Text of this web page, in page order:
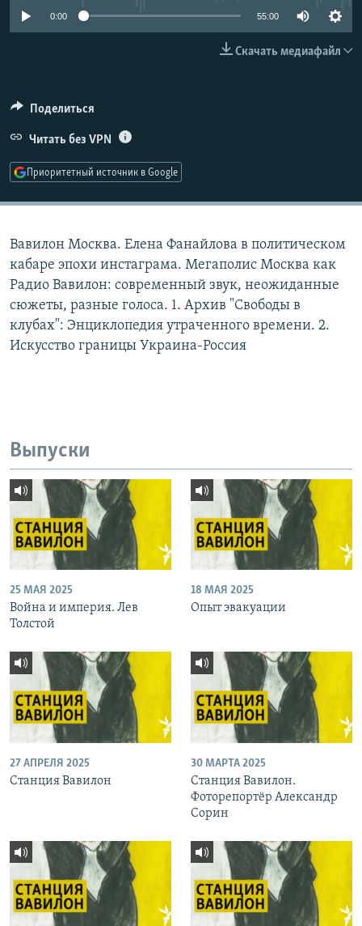
РАСПИСАНИЕ ВЕЩАНИЯ
0:00 55:00
Скачать медиафайл
Поделиться
Читать без VPN
Приоритетный источник в Google
Вавилон Москва. Елена Фанайлова в политическом
кабаре эпохи инстаграма. Мегаполис Москва как
Радио Вавилон: современный звук, неожиданные
сюжеты, разные голоса. 1. Архив "Свободы в
клубах": Энциклопедия утраченного времени. 2.
Искусство границы Украина-Россия
Выпуски
25 МАЯ 2025
Война и империя. Лев
Толстой
18 МАЯ 2025
Опыт эвакуации
27 АПРЕЛЯ 2025
Станция Вавилон
30 МАРТА 2025
Станция Вавилон.
Фоторепортёр Александр
Сорин